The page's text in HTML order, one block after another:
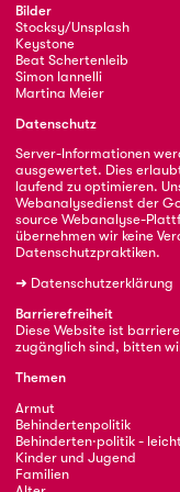
Bilder
Stocksy/Unsplash
Keystone
Beat Schertenleib
Simon Iannelli
Martina Meier
Datenschutz
Server-Informationen
ausgewertet. Dies
laufend zu optimieren.
Webanalysedienst der
source Webanalyse-
übernehmen wir keine
Datenschutzpraktiken.
➜ Datenschutzerklärung
Barrierefreiheit
Diese Website ist
zugänglich sind, bitten
Themen
Armut
Behindertenpolitik
Behinderten·politik -
Kinder und Jugend
Familien